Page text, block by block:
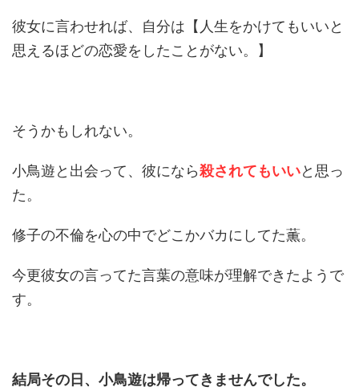
彼女に言わせれば、自分は【人生をかけてもいいと
思えるほどの恋愛をしたことがない。】
そうかもしれない。
小鳥遊と出会って、彼になら殺されてもいいと思っ
た。
修子の不倫を心の中でどこかバカにしてた薫。
今更彼女の言ってた言葉の意味が理解できたようで
す。
結局その日、小鳥遊は帰ってきませんでした。